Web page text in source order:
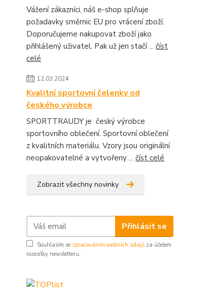
Vážení zákazníci, náš e-shop splňuje
požadavky směrnic EU pro vrácení zboží.
Doporučujeme nakupovat zboží jako
přihlášený uživatel. Pak už jen stačí ... číst
celé
12.03.2024
Kvalitní sportovní čelenky od
českého výrobce
SPORTTRAUDY je český výrobce
sportovního oblečení. Sportovní oblečení
z kvalitních materiálu. Vzory jsou originální
neopakovatelné a vytvořeny ... číst celé
Zobrazit všechny novinky
Přihlásit se
Souhlasím se zpracováním osobních údajů za účelem
rozesílky newsletteru.